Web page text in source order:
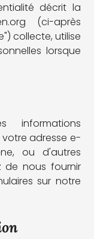
décrit la
(ci-après
collecte, utilise
lorsque
informations
adresse e-
ou d'autres
de nous fournir
sur notre